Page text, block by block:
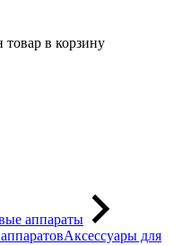
в корзину
аппараты
Аксессуары для